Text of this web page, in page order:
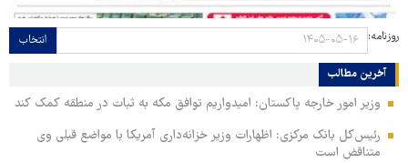
روزنامه: انتخاب
آخرین مطالب
وزیر امور خارجه پاکستان: امیدواریم توافق مکه به ثبات در منطقه کمک کند
رئیس‌کل بانک مرکزی: اظهارات وزیر خزانه‌داری آمریکا با مواضع قبلی وی
متناقض است